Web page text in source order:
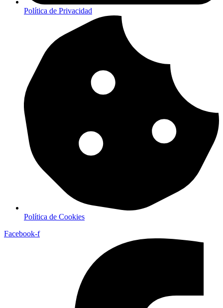
Política de Privacidad
Política de Cookies
Facebook-f